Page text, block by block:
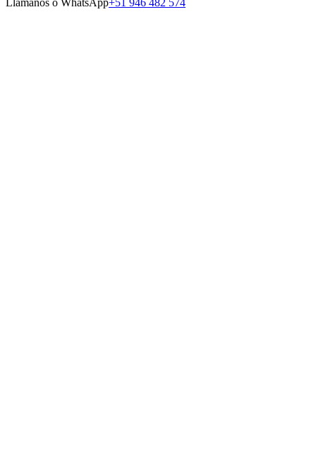
Llámanos o WhatsApp+51 946 482 574